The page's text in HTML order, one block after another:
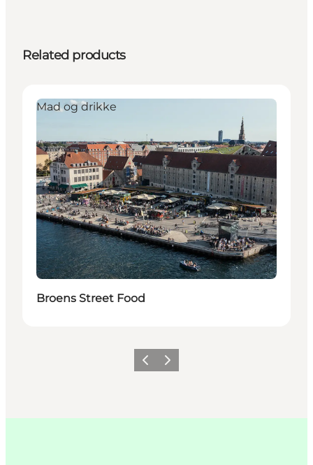
Related products
Mad og drikke
Broens Street Food
Previous
Next